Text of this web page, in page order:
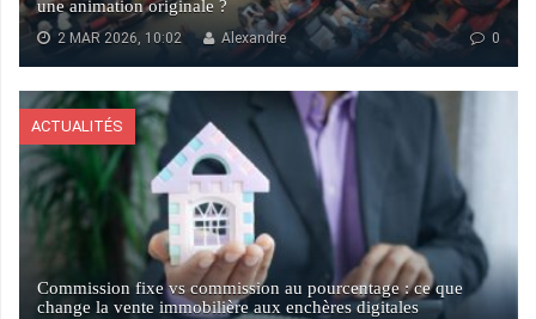
une animation originale ?
2 MAR 2026, 10:02 0
Alexandre
ACTUALITÉS
Commission fixe vs commission au pourcentage : ce que
change la vente immobilière aux enchères digitales